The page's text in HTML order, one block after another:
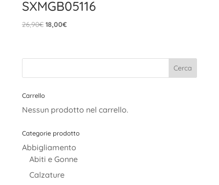
SXMGB05116
26,90€ Il
era:
18,00€Il
è:
Carrello
Nessun prodotto nel carrello.
Categorie prodotto
Abbigliamento
Abiti e Gonne
Calzature